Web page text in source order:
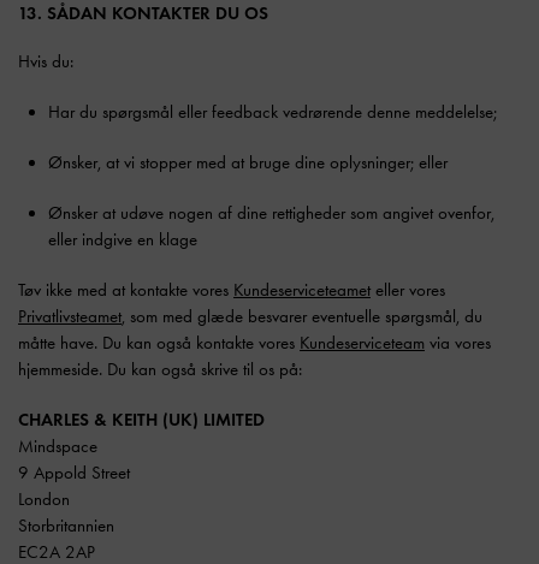
13. SÅDAN KONTAKTER DU OS
Hvis du:
Har du spørgsmål eller feedback vedrørende denne meddelelse;
Ønsker, at vi stopper med at bruge dine oplysninger; eller
Ønsker at udøve nogen af dine rettigheder som angivet ovenfor,
eller indgive en klage
Tøv ikke med at kontakte vores Kundeserviceteamet eller vores
Privatlivsteamet , som med glæde besvarer eventuelle spørgsmål, du
måtte have. Du kan også kontakte vores Kundeserviceteam via vores
hjemmeside. Du kan også skrive til os på:
CHARLES & KEITH (UK) LIMITED
Mindspace
9 Appold Street
London
Storbritannien
EC2A 2AP